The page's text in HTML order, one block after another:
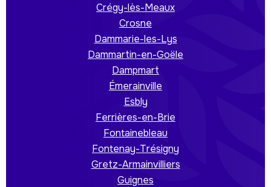
Crégy-lès-Meaux
Crosne
Dammarie-les-Lys
Dammartin-en-Goële
Dampmart
Émerainville
Esbly
Ferrières-en-Brie
Fontainebleau
Fontenay-Trésigny
Gretz-Armainvilliers
Guignes